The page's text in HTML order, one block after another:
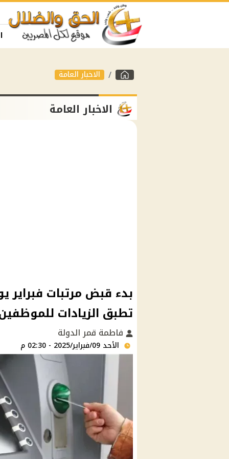
الاخبار العامة
الاخبار العامة
بدء قبض مرتبات فبراير
تطبق الزيادات
فاطمة قمر الدولة
الأحد 09/فبراير/2025 - 02:30 م